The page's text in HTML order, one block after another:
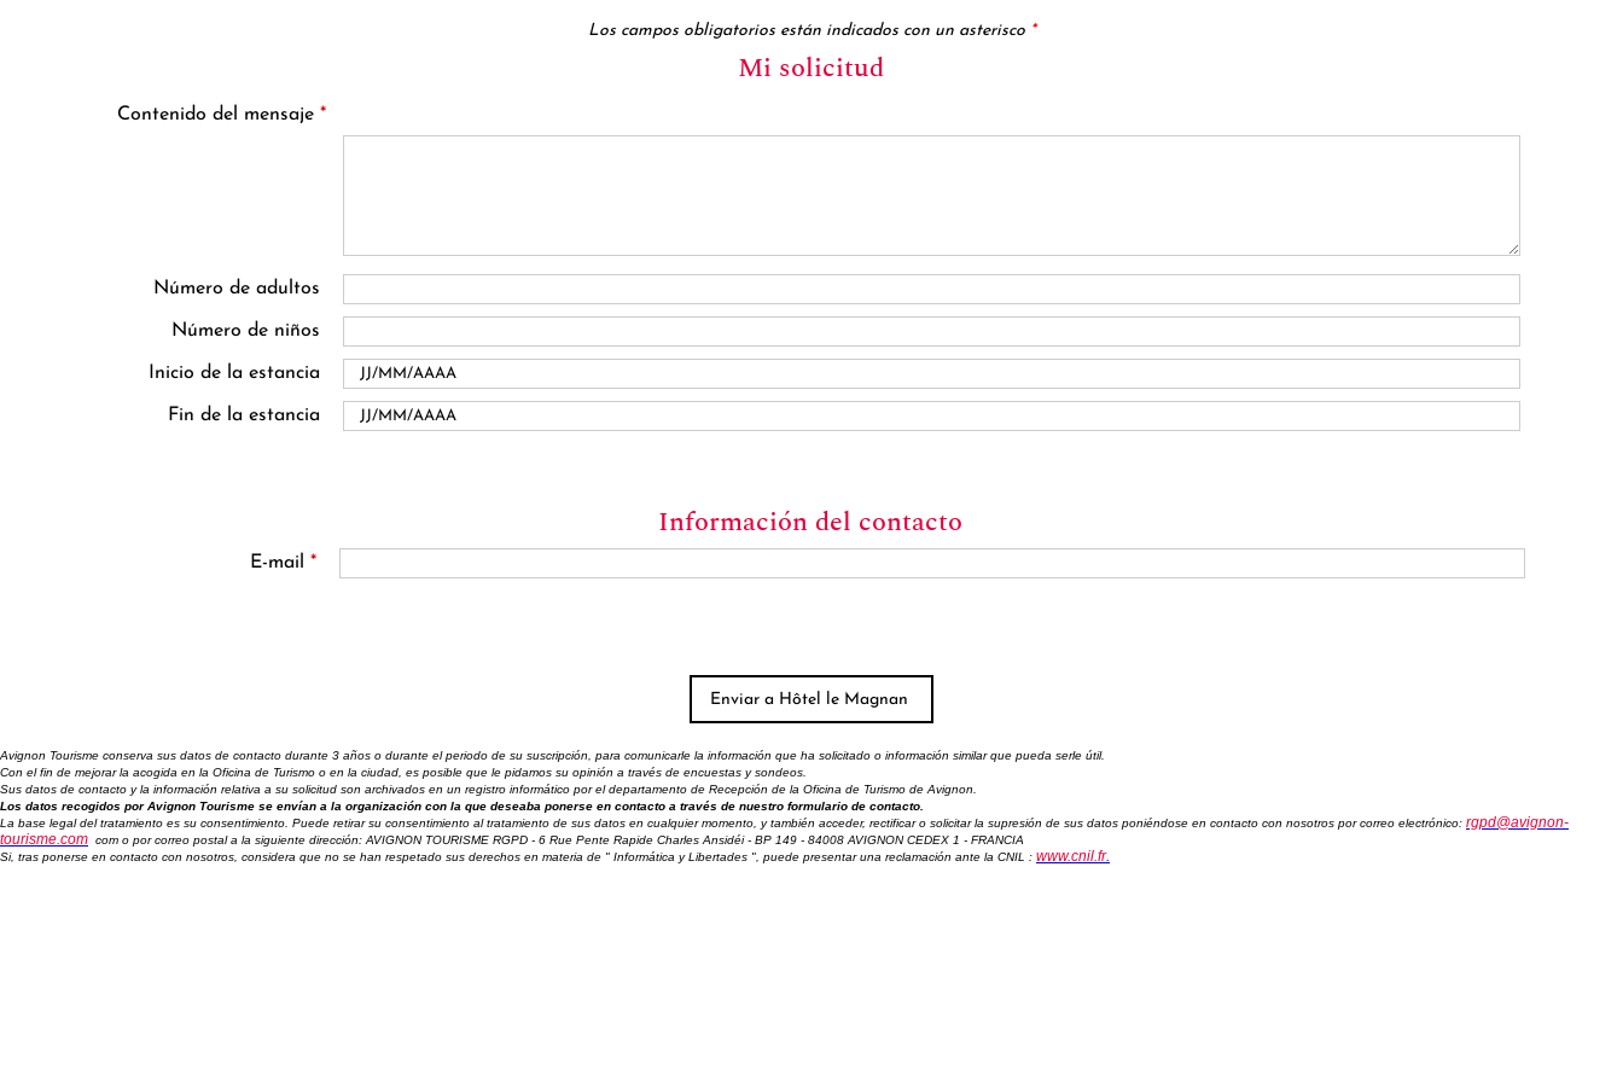
Los campos obligatorios están indicados con un asterisco *
Mi solicitud
Contenido del mensaje*
Número de adultos
Número de niños
Inicio de la estancia
Fin de la estancia
Información del contacto
E-mail*
Avignon Tourisme conserva sus datos de contacto durante 3 años o durante el periodo de su suscripción, para comunicarle la información que ha solicitado o información similar que pueda serle útil.
Con el fin de mejorar la acogida en la Oficina de Turismo o en la ciudad, es posible que le pidamos su opinión a través de encuestas y sondeos.
Sus datos de contacto y la información relativa a su solicitud son archivados en un registro informático por el departamento de Recepción de la Oficina de Turismo de Avignon.
Los datos recogidos por Avignon Tourisme se envían a la organización con la que deseaba ponerse en contacto a través de nuestro formulario de contacto.
La base legal del tratamiento es su consentimiento. Puede retirar su consentimiento al tratamiento de sus datos en cualquier momento, y también acceder, rectificar o solicitar la supresión de sus datos poniéndose en contacto con nosotros por correo electrónico: rgpd@avignon-
tourisme.com com o por correo postal a la siguiente dirección: AVIGNON TOURISME RGPD - 6 Rue Pente Rapide Charles Ansidéi - BP 149 - 84008 AVIGNON CEDEX 1 - FRANCIA
Si, tras ponerse en contacto con nosotros, considera que no se han respetado sus derechos en materia de " Informática y Libertades ", puede presentar una reclamación ante la CNIL : www.cnil.fr.